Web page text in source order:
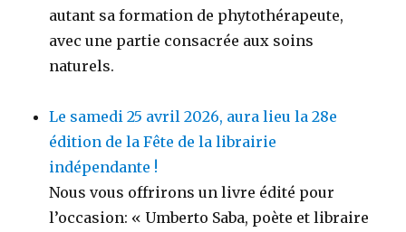
autant sa formation de phytothérapeute,
avec une partie consacrée aux soins
naturels.
Le samedi 25 avril 2026, aura lieu la 28e
édition de la Fête de la librairie
indépendante !
Nous vous offrirons un livre édité pour
l’occasion: « Umberto Saba, poète et libraire